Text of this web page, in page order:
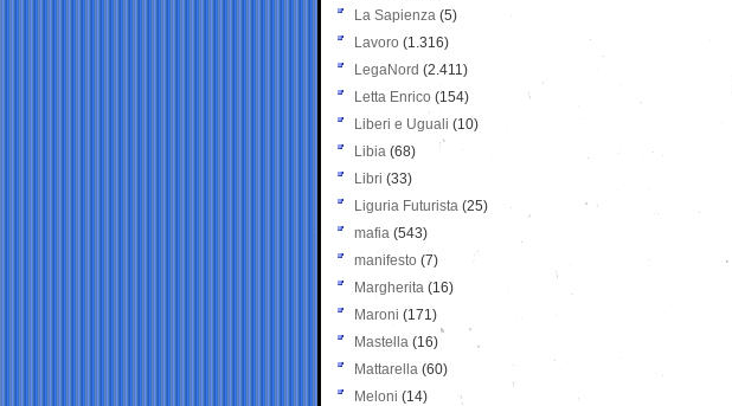
La Sapienza (5)
Lavoro (1.316)
LegaNord (2.411)
Letta Enrico (154)
Liberi e Uguali (10)
Libia (68)
Libri (33)
Liguria Futurista (25)
mafia (543)
manifesto (7)
Margherita (16)
Maroni (171)
Mastella (16)
Mattarella (60)
Meloni (14)